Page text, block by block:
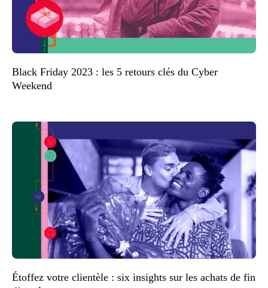
Black Friday 2023 : les 5 retours clés du Cyber
Weekend
Étoffez votre clientèle : six insights sur les achats de fin